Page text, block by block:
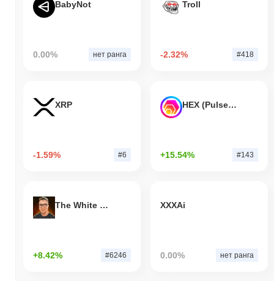
BabyNot
0.00% нет ранга
Troll
-2.32% #418
XRP
-1.59% #6
HEX (Pulsechain)
+15.54% #143
The White Bull
+8.42% #6246
XXXAi
0.00% нет ранга